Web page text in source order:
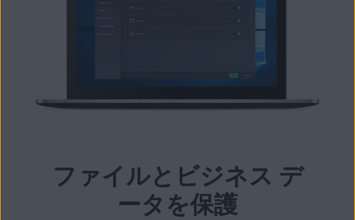
ファイルとビジネス デ
ータを保護